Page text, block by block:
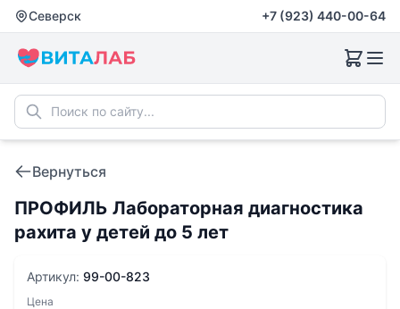
Северск +7 (923) 440-00-64
Вернуться
ПРОФИЛЬ Лабораторная диагностика
рахита у детей до 5 лет
Артикул: 99-00-823
Цена